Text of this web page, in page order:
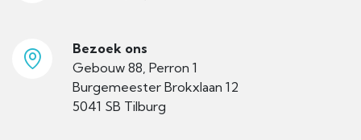
Bezoek ons
Gebouw 88, Perron 1
Burgemeester Brokxlaan 12
5041 SB Tilburg